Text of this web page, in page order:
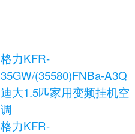
格力KFR-
35GW/(35580)FNBa-A3Q
迪大1.5匹家用变频挂机空
调
格力KFR-